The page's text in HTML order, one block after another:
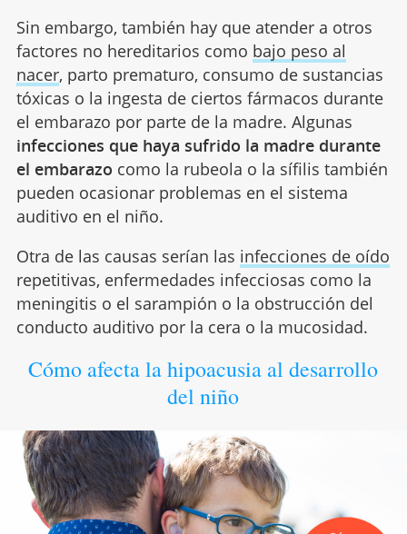
Sin embargo, también hay que atender a otros
factores no hereditarios como bajo peso al
nacer, parto prematuro, consumo de sustancias
tóxicas o la ingesta de ciertos fármacos durante
el embarazo por parte de la madre. Algunas
infecciones que haya sufrido la madre durante
el embarazo como la rubeola o la sífilis también
pueden ocasionar problemas en el sistema
auditivo en el niño.
Otra de las causas serían las infecciones de oído
repetitivas, enfermedades infecciosas como la
meningitis o el sarampión o la obstrucción del
conducto auditivo por la cera o la mucosidad.
Cómo afecta la hipoacusia al desarrollo
del niño